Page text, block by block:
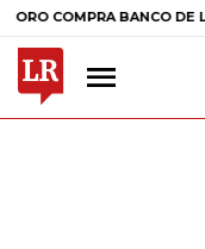
BANCO DE LA